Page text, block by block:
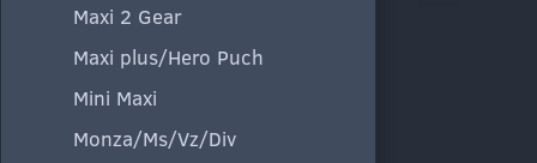
Maxi 2 Gear
Maxi plus/Hero Puch
Mini Maxi
Monza/Ms/Vz/Div